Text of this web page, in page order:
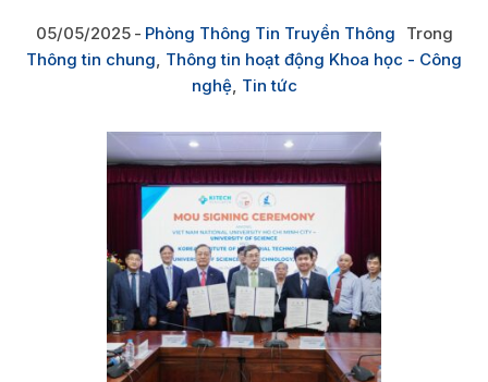
05/05/2025 Phòng Thông Tin Truyền Thông
Trong
Thông tin chung Thông tin hoạt động Khoa học - Công
nghệ, Tin tức